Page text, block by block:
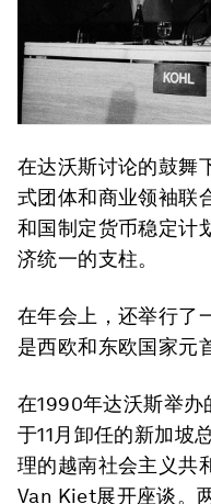
在达沃斯讨论的鼓舞
式团体和商业领袖联
和国制定货币稳定计
济统一的支柱。
在年会上，还举行了
是西欧和东欧国家元
在1990年达沃斯举
于11月卸任的新加坡
理的越南社会主义共
Van Kiet展开座谈。